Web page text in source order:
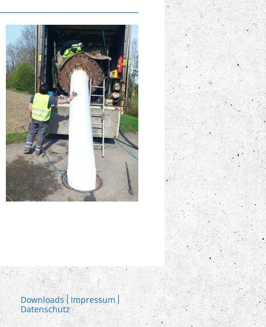
Downloads
Impressum
Datenschutz